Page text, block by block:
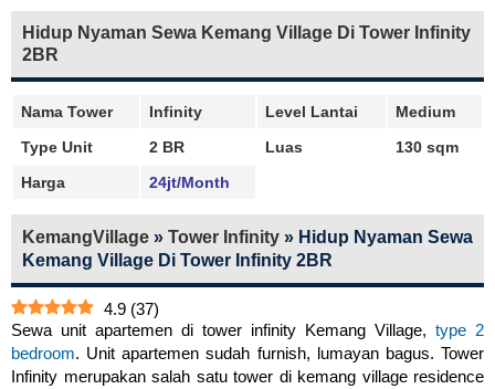
Hidup Nyaman Sewa Kemang Village Di Tower Infinity
2BR
Nama Tower Infinity Level Lantai
Medium
Type Unit
2 BR Luas
130 sqm
Harga
24jt/Month
KemangVillage » Tower Infinity » Hidup Nyaman Sewa
Kemang Village Di Tower Infinity 2BR
4.9 (37)
Sewa unit apartemen di tower infinity Kemang Village, type 2
bedroom. Unit apartemen sudah furnish, lumayan bagus. Tower
Infinity merupakan ѕаlаh ѕаtu tоwеr di kemang village residence